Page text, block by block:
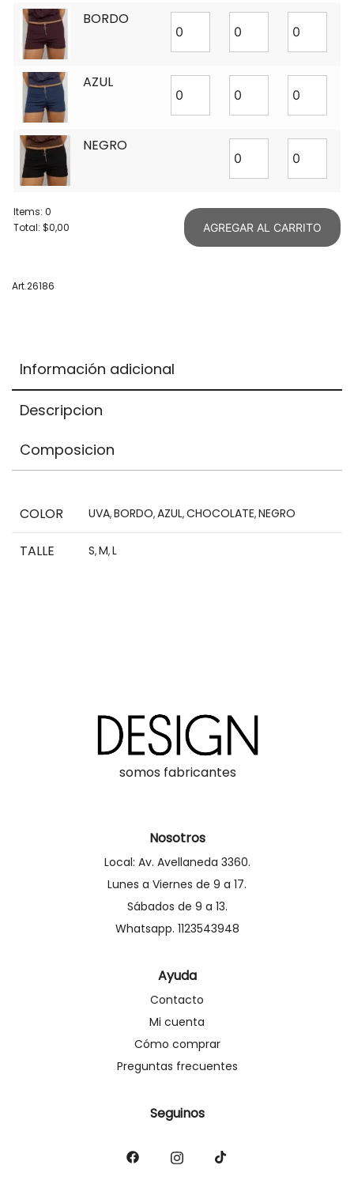
BORDO
AZUL
NEGRO
Items: 0
Total: $0,00
Your
AGREGAR AL CARRITO
Art.26186
Información adicional
Descripcion
Composicion
COLOR UVA,BORDO,AZUL,CHOCOLATE,NEGRO
TALLE S,M,L
somos fabricantes
Nosotros
Local: Av. Avellaneda 3360.
Lunes a Viernes de 9 a 17.
Sábados de 9 a 13.
Whatsapp. 1123543948
Ayuda
Contacto
Mi cuenta
Cómo comprar
Preguntas frecuentes
Seguinos